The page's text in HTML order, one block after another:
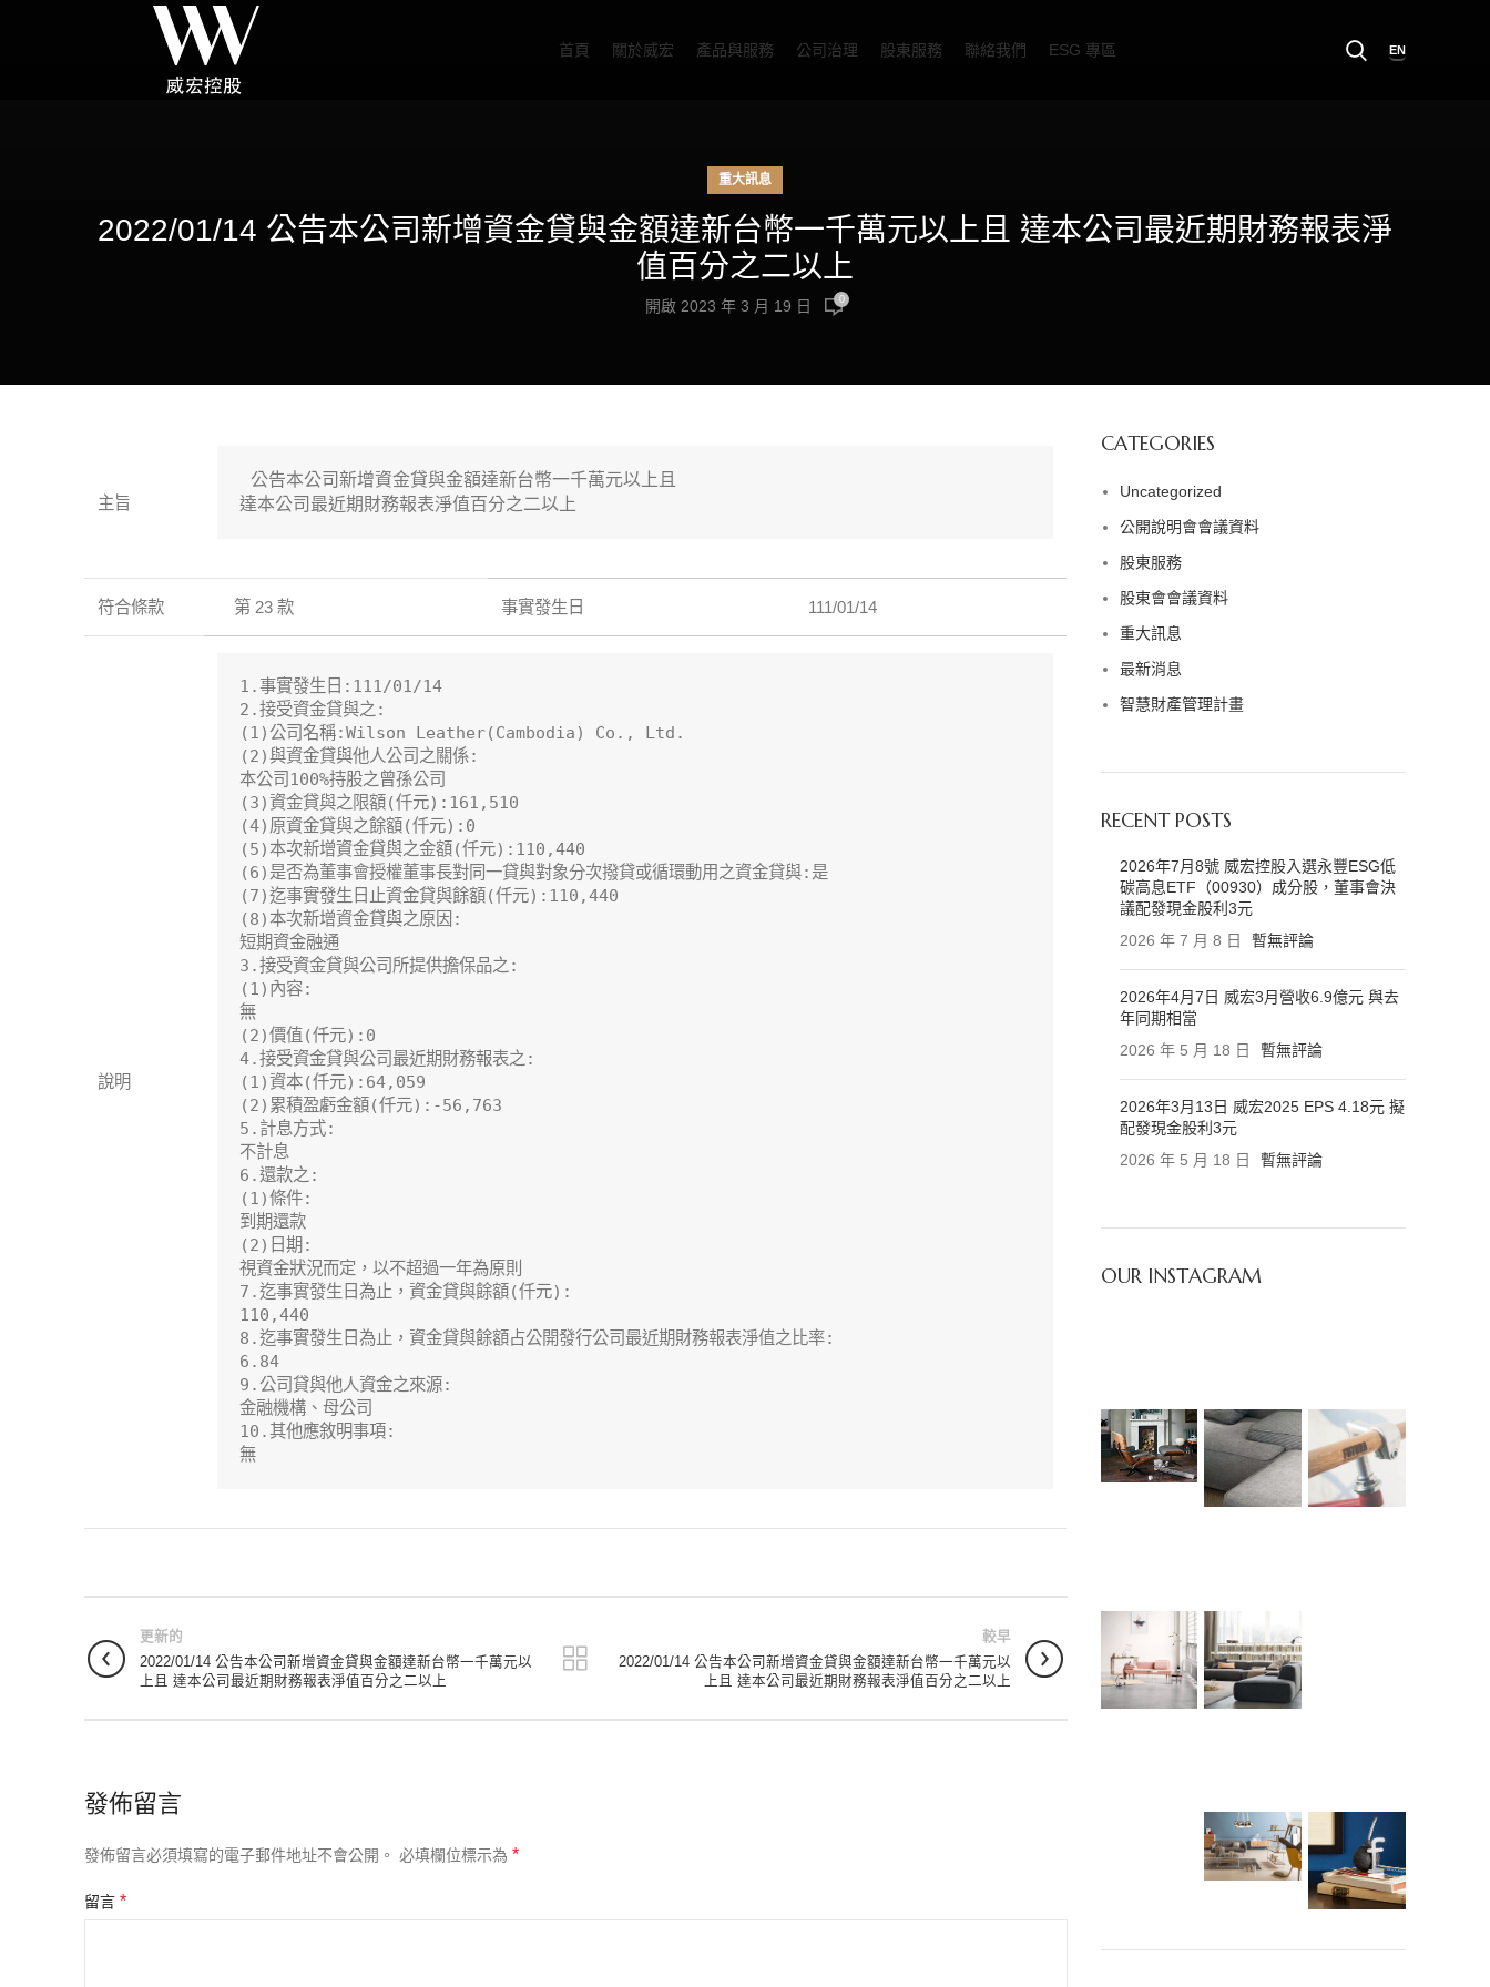
首頁 關於威宏 產品與服務 公司治理 股東服務 聯絡我們 ESG 專區 EN
重大訊息
2022/01/14 公告本公司新增資金貸與金額達新台幣一千萬元以上且 達本公司最近期財務報表淨
值百分之二以上
開啟 2023 年 3 月 19 日 0
主旨
公告本公司新增資金貸與金額達新台幣一千萬元以上且
達本公司最近期財務報表淨值百分之二以上
符合條款 第 23 款 事實發生日 111/01/14
說明
1.事實發生日:111/01/14
2.接受資金貸與之:
(1)公司名稱:Wilson Leather(Cambodia) Co., Ltd.
(2)與資金貸與他人公司之關係:
本公司100%持股之曾孫公司
(3)資金貸與之限額(仟元):161,510
(4)原資金貸與之餘額(仟元):0
(5)本次新增資金貸與之金額(仟元):110,440
(6)是否為董事會授權董事長對同一貸與對象分次撥貸或循環動用之資金貸與:是
(7)迄事實發生日止資金貸與餘額(仟元):110,440
(8)本次新增資金貸與之原因:
短期資金融通
3.接受資金貸與公司所提供擔保品之:
(1)內容:
無
(2)價值(仟元):0
4.接受資金貸與公司最近期財務報表之:
(1)資本(仟元):64,059
(2)累積盈虧金額(仟元):-56,763
5.計息方式:
不計息
6.還款之:
(1)條件:
到期還款
(2)日期:
視資金狀況而定，以不超過一年為原則
7.迄事實發生日為止，資金貸與餘額(仟元):
110,440
8.迄事實發生日為止，資金貸與餘額占公開發行公司最近期財務報表淨值之比率:
6.84
9.公司貸與他人資金之來源:
金融機構、母公司
10.其他應敘明事項:
無
更新的
2022/01/14 公告本公司新增資金貸與金額達新台幣一千萬元以
上且 達本公司最近期財務報表淨值百分之二以上
較早
2022/01/14 公告本公司新增資金貸與金額達新台幣一千萬元以
上且 達本公司最近期財務報表淨值百分之二以上
發佈留言
發佈留言必須填寫的電子郵件地址不會公開。 必填欄位標示為 *
留言 *
CATEGORIES
Uncategorized
公開說明會會議資料
股東服務
股東會會議資料
重大訊息
最新消息
智慧財產管理計畫
RECENT POSTS
2026年7月8號 威宏控股入選永豐ESG低
碳高息ETF（00930）成分股，董事會決
議配發現金股利3元
2026 年 7 月 8 日
暫無評論
2026年4月7日 威宏3月營收6.9億元 與去
年同期相當
2026 年 5 月 18 日
暫無評論
2026年3月13日 威宏2025 EPS 4.18元 擬
配發現金股利3元
2026 年 5 月 18 日
暫無評論
OUR INSTAGRAM